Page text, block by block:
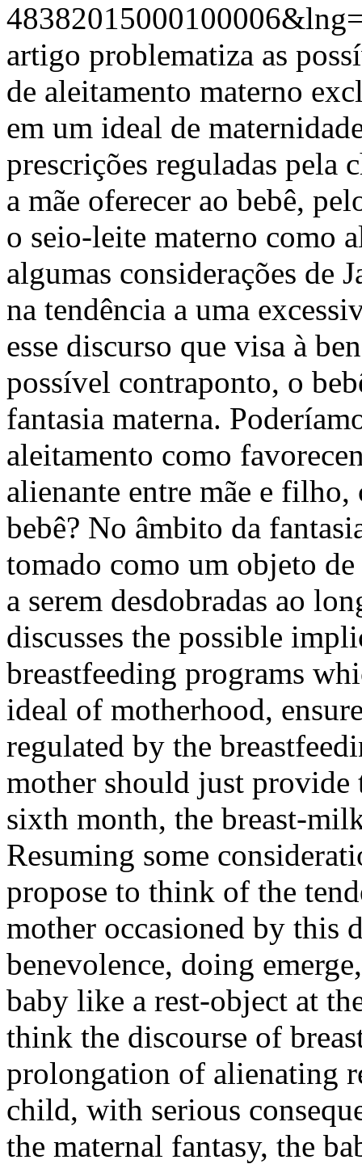
artigo problematiza as
de aleitamento materno
em um ideal de
prescrições reguladas pela
a mãe oferecer ao bebê,
o seio-leite materno como
algumas considerações de
na tendência a uma
esse discurso que visa à
possível contraponto, o
fantasia materna.
aleitamento como
alienante entre mãe e filho,
bebê? No âmbito da
tomado como um objeto
a serem desdobradas ao
discusses the possible
breastfeeding programs
ideal of motherhood,
regulated by the
mother should just provide
sixth month, the breast-
Resuming some
propose to think of the
mother occasioned by this
benevolence, doing
baby like a rest-object at
think the discourse of
prolongation of alienating
child, with serious
the maternal fantasy, the